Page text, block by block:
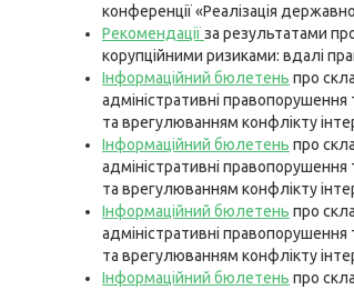
конференції «Реалізація
Рекомендаціїза результатами
корупційними ризиками: вдалі
Інформаційний бюлетень про
адміністративні
та врегулюванням конфлікту
Інформаційний бюлетень про
адміністративні
та врегулюванням конфлікту
Інформаційний бюлетень про
адміністративні
та врегулюванням конфлікту
Інформаційний бюлетень про